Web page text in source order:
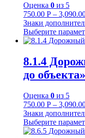
Оценка 0 из 5
750.00 Р –
Знаки
Выберите
8.1.4
до объекта»
Оценка 0 из 5
750.00 Р –
Знаки
Выберите